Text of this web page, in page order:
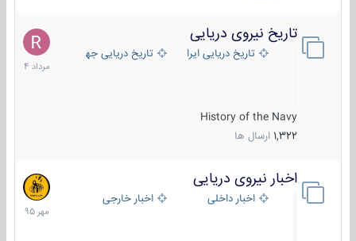
تاریخ نیروی دریایی
تاریخ دریایی ایران تاریخ دریایی جهان
History of the Navy
1,322 ارسال ها
16
مرداد
1404
اخبار نیروی دریایی
اخبار داخلی اخبار خارجی
27
مهر
1395